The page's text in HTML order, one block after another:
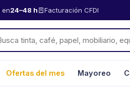
en24–48 h Facturación CFDI
Ofertas del mes Mayoreo